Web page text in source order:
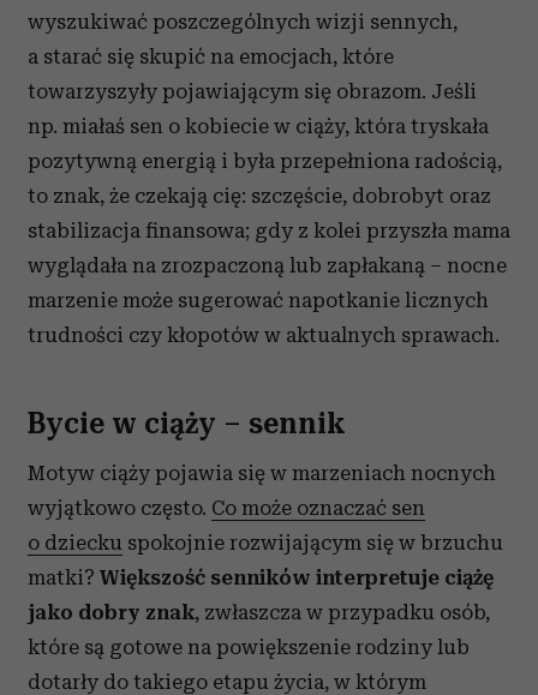
wyszukiwać poszczególnych wizji sennych,
a starać się skupić na emocjach, które
towarzyszyły pojawiającym się obrazom. Jeśli
np. miałaś sen o kobiecie w ciąży, która tryskała
pozytywną energią i była przepełniona radością,
to znak, że czekają cię: szczęście, dobrobyt oraz
stabilizacja finansowa; gdy z kolei przyszła mama
wyglądała na zrozpaczoną lub zapłakaną – nocne
marzenie może sugerować napotkanie licznych
trudności czy kłopotów w aktualnych sprawach.
Bycie w ciąży – sennik
Motyw ciąży pojawia się w marzeniach nocnych
wyjątkowo często. Co może oznaczać sen
o dziecku spokojnie rozwijającym się w brzuchu
matki? Większość senników interpretuje ciążę
jako dobry znak, zwłaszcza w przypadku osób,
które są gotowe na powiększenie rodziny lub
dotarły do takiego etapu życia, w którym